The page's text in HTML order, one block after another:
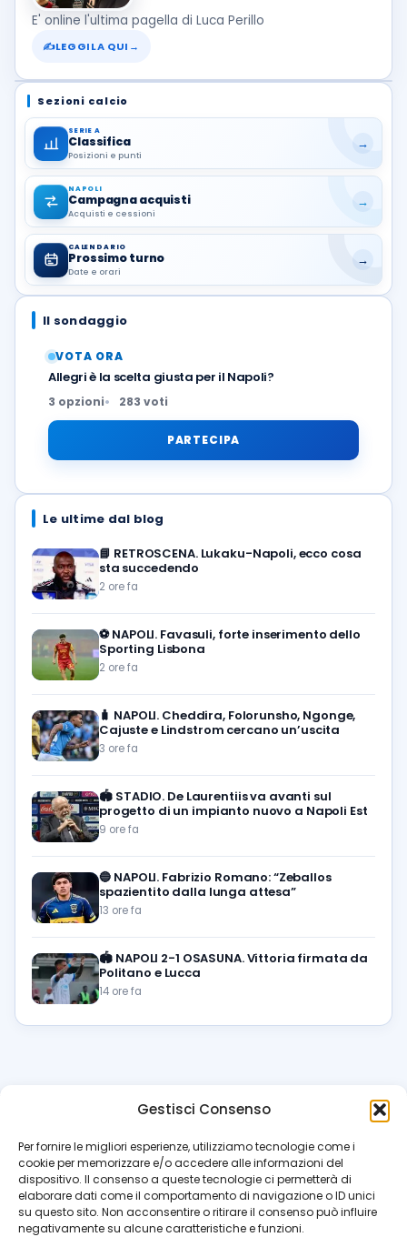
Gestisci Consenso
Per fornire le migliori esperienze, utilizziamo tecnologie come i
cookie per memorizzare e/o accedere alle informazioni del
dispositivo. Il consenso a queste tecnologie ci permetterà di
elaborare dati come il comportamento di navigazione o ID unici
su questo sito. Non acconsentire o ritirare il consenso può influire
negativamente su alcune caratteristiche e funzioni.
E' online l'ultima pagella di Luca Perillo
✍LEGGILA QUI →
Sezioni calcio
SERIE A
Classifica
Posizioni e punti
→
NAPOLI
Campagna acquisti
Acquisti e cessioni
→
CALENDARIO
Prossimo turno
Date e orari
→
Il sondaggio
VOTA ORA
Allegri è la scelta giusta per il Napoli?
3 opzioni 283 voti
PARTECIPA
Le ultime dal blog
📘 RETROSCENA. Lukaku-Napoli, ecco cosa
sta succedendo
2 ore fa
⚽️ NAPOLI. Favasuli, forte inserimento dello
Sporting Lisbona
2 ore fa
🧳 NAPOLI. Cheddira, Folorunsho, Ngonge,
Cajuste e Lindstrom cercano un’uscita
3 ore fa
🏟️ STADIO. De Laurentiis va avanti sul
progetto di un impianto nuovo a Napoli Est
9 ore fa
🔵 NAPOLI. Fabrizio Romano: “Zeballos
spazientito dalla lunga attesa”
13 ore fa
🏟️ NAPOLI 2-1 OSASUNA. Vittoria firmata da
Politano e Lucca
14 ore fa
azzurrissimo.it
Il blog di riferimento per i tifosi del Napoli. News, interviste,
pagelle e calciomercato. Testata giornalistica registrata
al Tribunale di Napoli (n. 48 dell’08/10/2012). Direttore Luca
Perillo